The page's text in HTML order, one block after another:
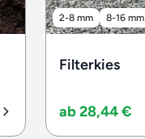
2-8 mm 8-16 mm
Filterkies
ab 28,44 €